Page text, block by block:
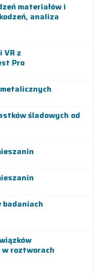
materiałów i
analiza
z
Pro
śladowych od
badaniach
roztworach